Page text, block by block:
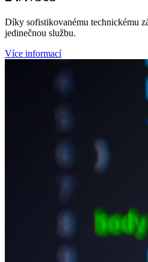
Díky sofistikovanému technickému
jedinečnou službu.
Více informací